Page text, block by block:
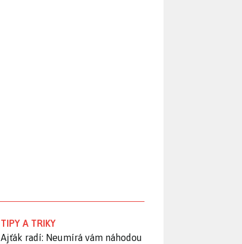
TIPY A TRIKY
Ajťák radí: Neumírá vám náhodou